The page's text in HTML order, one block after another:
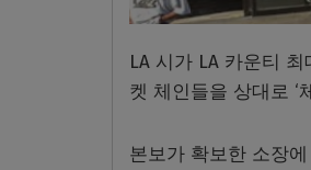
LA 시가 LA 카운티
켓 체인들을 상대로
본보가 확보한 소장